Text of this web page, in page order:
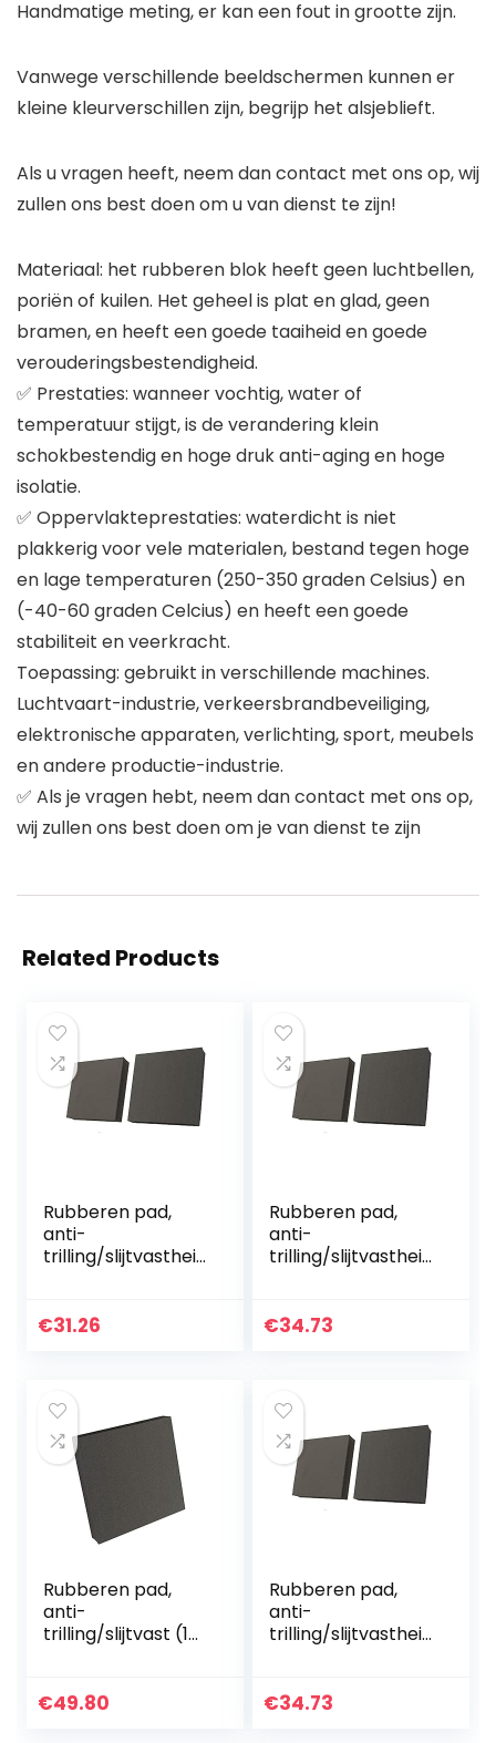
Handmatige meting, er kan een fout in grootte zijn.
Vanwege verschillende beeldschermen kunnen er
kleine kleurverschillen zijn, begrijp het alsjeblieft.
Als u vragen heeft, neem dan contact met ons op, wij
zullen ons best doen om u van dienst te zijn!
Materiaal: het rubberen blok heeft geen luchtbellen,
poriën of kuilen. Het geheel is plat en glad, geen
bramen, en heeft een goede taaiheid en goede
verouderingsbestendigheid.
✅ Prestaties: wanneer vochtig, water of
temperatuur stijgt, is de verandering klein
schokbestendig en hoge druk anti-aging en hoge
isolatie.
✅ Oppervlakteprestaties: waterdicht is niet
plakkerig voor vele materialen, bestand tegen hoge
en lage temperaturen (250-350 graden Celsius) en
(-40-60 graden Celcius) en heeft een goede
stabiliteit en veerkracht.
Toepassing: gebruikt in verschillende machines.
Luchtvaart-industrie, verkeersbrandbeveiliging,
elektronische apparaten, verlichting, sport, meubels
en andere productie-industrie.
✅ Als je vragen hebt, neem dan contact met ons op,
wij zullen ons best doen om je van dienst te zijn
Related Products
Rubberen pad,
anti-
trilling/slijtvastheid
machines
€31.26
Rubberen pad,
anti-
trilling/slijtvastheid
machines
€34.73
Rubberen pad,
anti-
trilling/slijtvast (1
machines
€49.80
Rubberen pad,
anti-
trilling/slijtvastheid
machines
€34.73